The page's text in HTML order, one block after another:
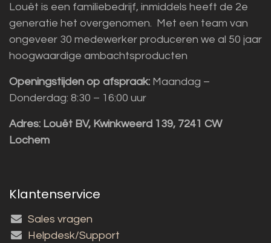
Louët is een familiebedrijf, inmiddels heeft de 2e
generatie het overgenomen. Met een team van
ongeveer 30 medewerker produceren we al 50 jaar
hoogwaardige ambachtsproducten
Openingstijden op afspraak: Maandag –
Donderdag: 8:30 – 16:00 uur
Adres: Louët BV, Kwinkweerd 139, 7241 CW
Lochem
Klantenservice
Sales vragen
Helpdesk/Support